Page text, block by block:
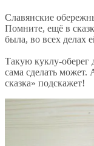
Славянские
Помните, ещё в
была, во всех делах
Такую куклу-
сама сделать может.
сказка» подскажет!